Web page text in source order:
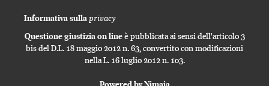
Informativa sullaprivacy
Questione giustizia on lineè pubblicata ai sensi dell'articolo 3
bis del D.L. 18 maggio 2012 n. 63, convertito con modificazioni
nella L. 16 luglio 2012 n. 103.